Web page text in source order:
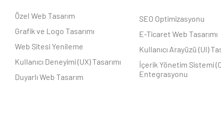
Özel Web Tasarım
Grafik ve Logo Tasarımı
Web Sitesi Yenileme
Kullanıcı Deneyimi (UX) Tasarımı
Duyarlı Web Tasarım
SEO Optimizasyonu
E-Ticaret Web Tasarımı
Kullanıcı Arayüzü (UI)
İçerik Yönetim Sistemi
Entegrasyonu